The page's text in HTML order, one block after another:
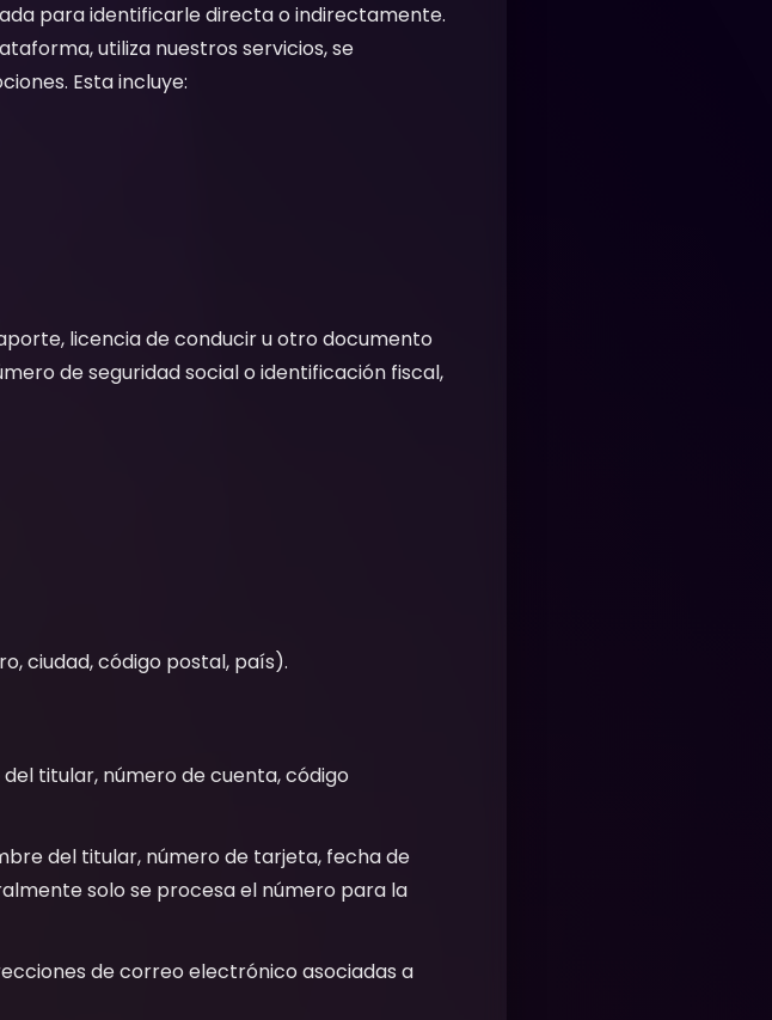
para identificarle directa o indirectamente.
utiliza nuestros servicios, se
Esta incluye:
licencia de conducir u otro documento
de seguridad social o identificación fiscal,
ciudad, código postal, país).
titular, número de cuenta, código
del titular, número de tarjeta, fecha de
solo se procesa el número para la
de correo electrónico asociadas a